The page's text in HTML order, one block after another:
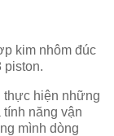
kim nhôm đúc
piston.
thực hiện những
năng vận
mình dòng